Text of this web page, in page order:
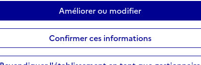
Améliorer ou modifier
Confirmer ces informations